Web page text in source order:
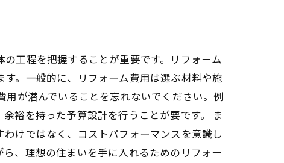
工程を把握することが重要です。リフォーム
。一般的に、リフォーム費用は選ぶ材料や施
が潜んでいることを忘れないでください。例
裕を持った予算設計を行うことが要です。 ま
けではなく、コストパフォーマンスを意識し
、理想の住まいを手に入れるためのリフォー